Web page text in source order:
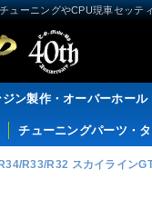
ューニングやCPU現車セッテ
ジン製作・オーバーホール
チューニングパーツ・
R33/R32 スカイライン